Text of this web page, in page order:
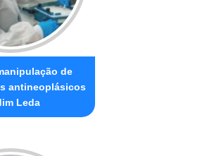
de
antineoplásicos
Leda